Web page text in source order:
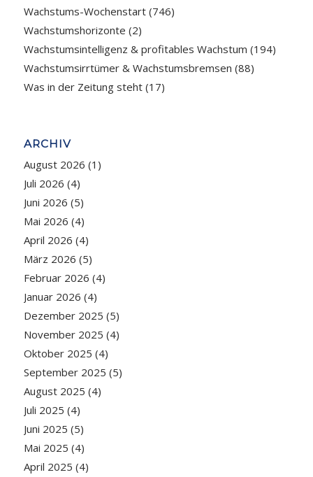
Wachstums-Wochenstart(746)
Wachstumshorizonte (2)
Wachstumsintelligenz & profitables Wachstum (194)
Wachstumsirrtümer & Wachstumsbremsen (88)
Was in der Zeitung steht(17)
ARCHIV
August 2026 (1)
Juli 2026 (4)
Juni 2026 (5)
Mai 2026 (4)
April 2026 (4)
März 2026 (5)
Februar 2026 (4)
Januar 2026 (4)
Dezember 2025 (5)
November 2025 (4)
Oktober 2025 (4)
September 2025 (5)
August 2025 (4)
Juli 2025 (4)
Juni 2025 (5)
Mai 2025 (4)
April 2025 (4)